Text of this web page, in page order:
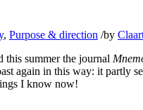
, Purpose & direction /by
this summer the journal
again in this way: it
I know now!